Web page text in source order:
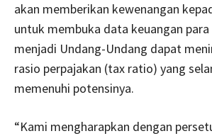
akan memberikan kewenangan
untuk membuka data keuangan
menjadi Undang-Undang dapat
rasio perpajakan (tax ratio) yang
memenuhi potensinya.
“Kami mengharapkan dengan